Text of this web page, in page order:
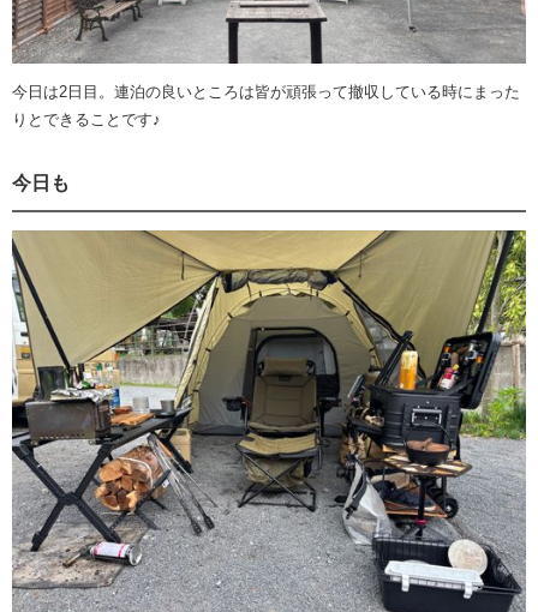
今日は2日目。連泊の良いところは皆が頑張って撤収している時にまった
りとできることです♪
今日も